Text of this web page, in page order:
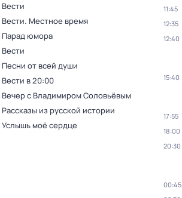
Вести
Вести. Местное время
Парад юмора
Вести
Песни от всей души
Вести в 20:00
Вечер с Владимиром Соловьёвым
Рассказы из русской истории
Услышь моё сердце
11:45
12:35
12:40
15:40
17:55
18:00
20:30
00:45